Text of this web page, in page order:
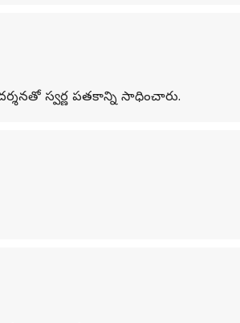
స్వర్ణ పతకాన్ని సాధించారు.